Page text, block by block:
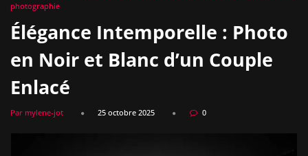
photographie
Élégance Intemporelle : Photo
en Noir et Blanc d’un Couple
Enlacé
Par mylene-jot 25 octobre 2025 0